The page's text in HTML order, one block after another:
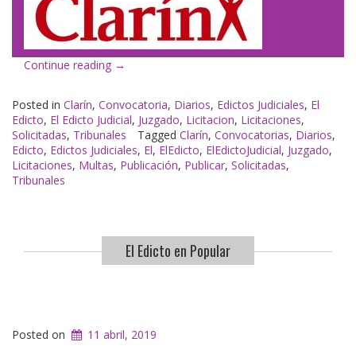
Continue reading «El
Clarín»
→
Posted in Clarín, Convocatoria, Diarios, Edictos Judiciales, El
Edicto, El Edicto Judicial, Juzgado, Licitacion, Licitaciones,
Solicitadas, Tribunales Tagged Clarín, Convocatorias, Diarios,
Edicto, Edictos Judiciales, El, ElEdicto, ElEdictoJudicial, Juzgado,
Licitaciones, Multas, Publicación, Publicar, Solicitadas,
Tribunales
El Edicto en Popular
Posted on 11 abril, 2019